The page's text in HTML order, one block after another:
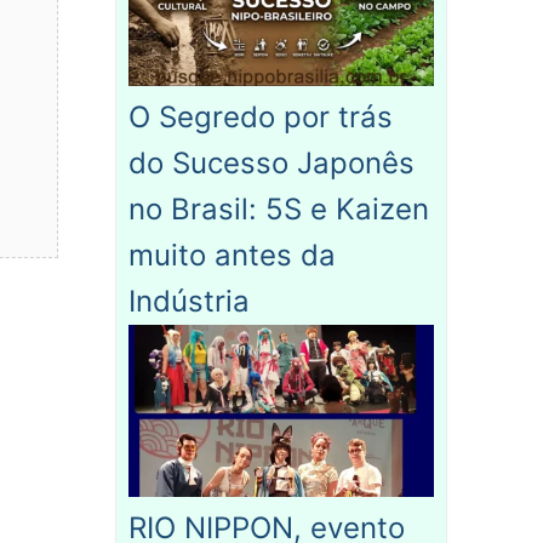
O Segredo por trás
do Sucesso Japonês
no Brasil: 5S e Kaizen
muito antes da
Indústria
RIO NIPPON, evento